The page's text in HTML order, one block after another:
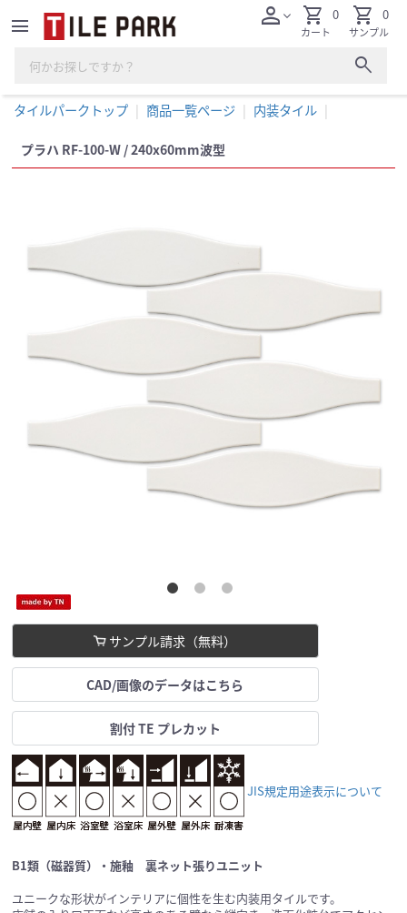
menu
search
personexpand_more shopping_cart
カート
0 shopping_cart
サンプル
0
タイルパークトップ 商品一覧ページ 内装タイル
プラハ RF-100-W / 240x60mm波型
サンプル請求（無料）
CAD/画像のデータはこちら
割付 TE プレカット
JIS規定用途表示について
B1類（磁器質）・施釉 裏ネット張りユニット
ユニークな形状がインテリアに個性を生む内装用タイルです。